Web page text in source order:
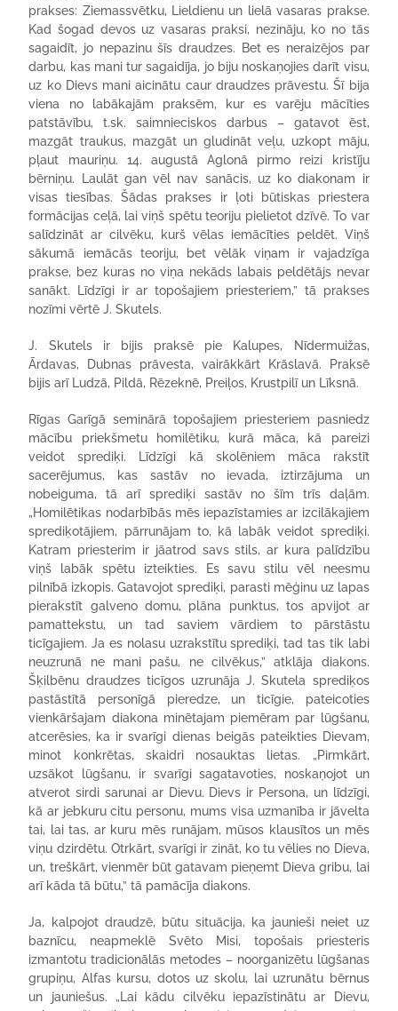
prakses: Ziemassvētku, Lieldienu un lielā vasaras prakse.
Kad šogad devos uz vasaras praksi, nezināju, ko no tās
sagaidīt, jo nepazinu šīs draudzes. Bet es neraizējos par
darbu, kas mani tur sagaidīja, jo biju noskaņojies darīt visu,
uz ko Dievs mani aicinātu caur draudzes prāvestu. Šī bija
viena no labākajām praksēm, kur es varēju mācīties
patstāvību, t.sk. saimnieciskos darbus – gatavot ēst,
mazgāt traukus, mazgāt un gludināt veļu, uzkopt māju,
pļaut mauriņu. 14. augustā Aglonā pirmo reizi kristīju
bērniņu. Laulāt gan vēl nav sanācis, uz ko diakonam ir
visas tiesības. Šādas prakses ir ļoti būtiskas priestera
formācijas ceļā, lai viņš spētu teoriju pielietot dzīvē. To var
salīdzināt ar cilvēku, kurš vēlas iemācīties peldēt. Viņš
sākumā iemācās teoriju, bet vēlāk viņam ir vajadzīga
prakse, bez kuras no viņa nekāds labais peldētājs nevar
sanākt. Līdzīgi ir ar topošajiem priesteriem,” tā prakses
nozīmi vērtē J. Skutels.
J. Skutels ir bijis praksē pie Kalupes, Nīdermuižas,
Ārdavas, Dubnas prāvesta, vairākkārt Krāslavā. Praksē
bijis arī Ludzā, Pildā, Rēzeknē, Preiļos, Krustpilī un Līksnā.
Rīgas Garīgā seminārā topošajiem priesteriem pasniedz
mācību priekšmetu homilētiku, kurā māca, kā pareizi
veidot sprediķi. Līdzīgi kā skolēniem māca rakstīt
sacerējumus, kas sastāv no ievada, iztirzājuma un
nobeiguma, tā arī sprediķi sastāv no šīm trīs daļām.
„Homilētikas nodarbībās mēs iepazīstamies ar izcilākajiem
sprediķotājiem, pārrunājam to, kā labāk veidot sprediķi.
Katram priesterim ir jāatrod savs stils, ar kura palīdzību
viņš labāk spētu izteikties. Es savu stilu vēl neesmu
pilnībā izkopis. Gatavojot sprediķi, parasti mēģinu uz lapas
pierakstīt galveno domu, plāna punktus, tos apvijot ar
pamattekstu, un tad saviem vārdiem to pārstāstu
ticīgajiem. Ja es nolasu uzrakstītu sprediķi, tad tas tik labi
neuzrunā ne mani pašu, ne cilvēkus,” atklāja diakons.
Šķilbēnu draudzes ticīgos uzrunāja J. Skutela sprediķos
pastāstītā personīgā pieredze, un ticīgie, pateicoties
vienkāršajam diakona minētajam piemēram par lūgšanu,
atcerēsies, ka ir svarīgi dienas beigās pateikties Dievam,
minot konkrētas, skaidri nosauktas lietas. „Pirmkārt,
uzsākot lūgšanu, ir svarīgi sagatavoties, noskaņojot un
atverot sirdi sarunai ar Dievu. Dievs ir Persona, un līdzīgi,
kā ar jebkuru citu personu, mums visa uzmanība ir jāvelta
tai, lai tas, ar kuru mēs runājam, mūsos klausītos un mēs
viņu dzirdētu. Otrkārt, svarīgi ir zināt, ko tu vēlies no Dieva,
un, treškārt, vienmēr būt gatavam pieņemt Dieva gribu, lai
arī kāda tā būtu,” tā pamācīja diakons.
Ja, kalpojot draudzē, būtu situācija, ka jaunieši neiet uz
baznīcu, neapmeklē Svēto Misi, topošais priesteris
izmantotu tradicionālās metodes – noorganizētu lūgšanas
grupiņu, Alfas kursu, dotos uz skolu, lai uzrunātu bērnus
un jauniešus. „Lai kādu cilvēku iepazīstinātu ar Dievu,